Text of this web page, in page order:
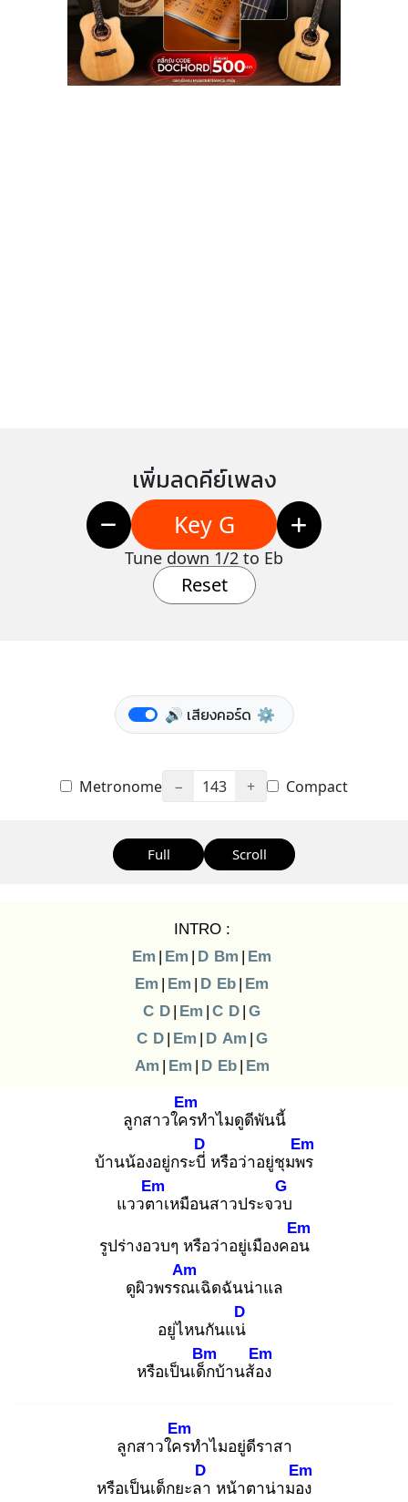
เพิ่มลดคีย์เพลง
Key G
Tune down 1/2 to Eb
Reset
🔊 เสียงคอร์ด ⚙️
Metronome − 143 + Compact
Full Scroll
INTRO :
Em | Em | D Bm | Em
Em | Em | D Eb | Em
C D | Em | C D | G
C D | Em | D Am | G
Am | Em | D Eb | Em
ลูกสาวใคร
Em
ทำไมดูดีพันนี้
บ้านน้องอยู่กระบี่
D
หรือว่าอยู่ชุมพร
Em
แววตา
Em
เหมือนสาวประจวบ
G
รูปร่างอวบๆ หรือว่าอยู่เมืองคอน
Em
ดูผิวพรรณ
Am
เฉิดฉันน่าแล
อยู่ไหนกันแน่
D
หรือเป็นเด็ก
Bm
บ้านส้อง
Em
ลูกสาวใคร
Em
ทำไมอยู่ดีราสา
หรือเป็นเด็กยะลา
D
หน้าตาน่ามอง
Em